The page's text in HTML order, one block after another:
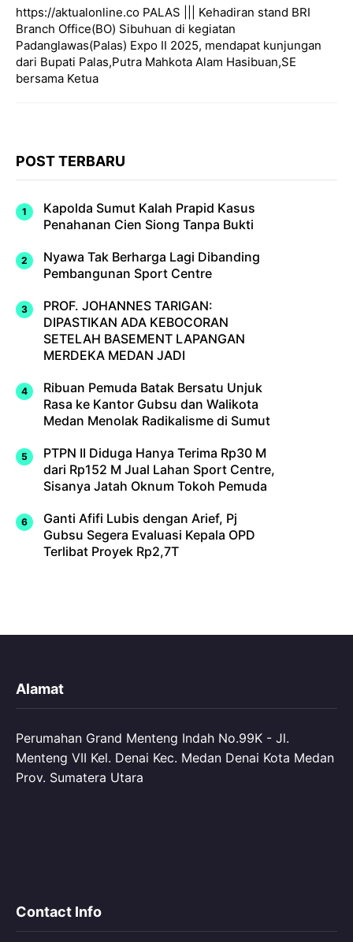
https://aktualonline.co PALAS ||| Kehadiran stand BRI
Branch Office(BO) Sibuhuan di kegiatan
Padanglawas(Palas) Expo II 2025, mendapat kunjungan
dari Bupati Palas,Putra Mahkota Alam Hasibuan,SE
bersama Ketua
POST TERBARU
Kapolda Sumut Kalah Prapid Kasus
Penahanan Cien Siong Tanpa Bukti
Nyawa Tak Berharga Lagi Dibanding
Pembangunan Sport Centre
PROF. JOHANNES TARIGAN:
DIPASTIKAN ADA KEBOCORAN
SETELAH BASEMENT LAPANGAN
MERDEKA MEDAN JADI
Ribuan Pemuda Batak Bersatu Unjuk
Rasa ke Kantor Gubsu dan Walikota
Medan Menolak Radikalisme di Sumut
PTPN II Diduga Hanya Terima Rp30 M
dari Rp152 M Jual Lahan Sport Centre,
Sisanya Jatah Oknum Tokoh Pemuda
Ganti Afifi Lubis dengan Arief, Pj
Gubsu Segera Evaluasi Kepala OPD
Terlibat Proyek Rp2,7T
Alamat
Perumahan Grand Menteng Indah No.99K - Jl.
Menteng VII Kel. Denai Kec. Medan Denai Kota Medan
Prov. Sumatera Utara
Contact Info